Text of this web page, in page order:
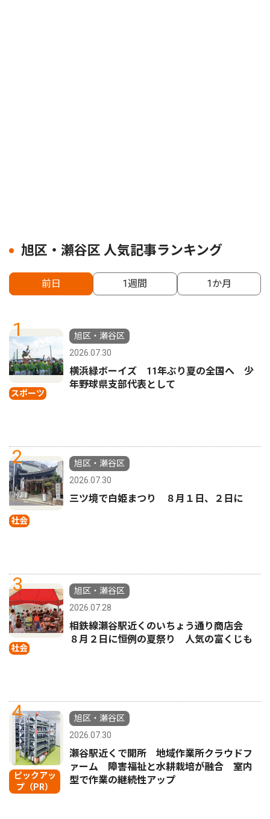
旭区・瀬谷区 人気記事ランキング
前日 1週間 1か月
1
スポーツ
旭区・瀬谷区
2026.07.30
横浜緑ボーイズ 11年ぶり夏の全国へ 少
年野球県支部代表として
2
社会
旭区・瀬谷区
2026.07.30
三ツ境で白姫まつり ８月１日、２日に
3
社会
旭区・瀬谷区
2026.07.28
相鉄線瀬谷駅近くのいちょう通り商店会
８月２日に恒例の夏祭り 人気の富くじも
4
ピックアッ
プ（PR）
旭区・瀬谷区
2026.07.30
瀬谷駅近くで開所 地域作業所クラウドフ
ァーム 障害福祉と水耕栽培が融合 室内
型で作業の継続性アップ